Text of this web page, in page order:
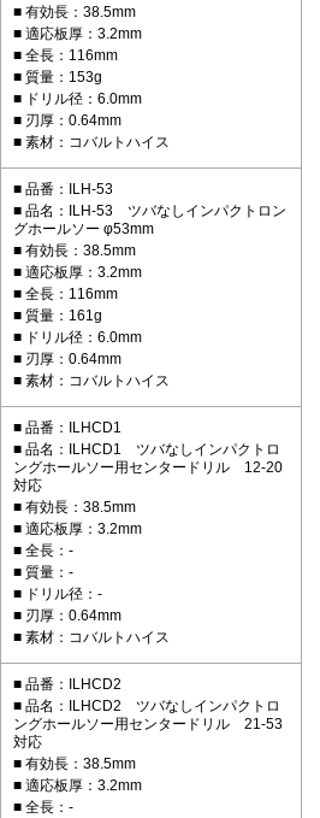
有効長：38.5mm
適応板厚：3.2mm
全長：116mm
質量：153g
ドリル径：6.0mm
刃厚：0.64mm
素材：コバルトハイス
品番：ILH-53
品名：ILH-53 ツバなしインパクトロン
グホールソー φ53mm
有効長：38.5mm
適応板厚：3.2mm
全長：116mm
質量：161g
ドリル径：6.0mm
刃厚：0.64mm
素材：コバルトハイス
品番：ILHCD1
品名：ILHCD1 ツバなしインパクトロ
ングホールソー用センタードリル 12-20
対応
有効長：38.5mm
適応板厚：3.2mm
全長：-
質量：-
ドリル径：-
刃厚：0.64mm
素材：コバルトハイス
品番：ILHCD2
品名：ILHCD2 ツバなしインパクトロ
ングホールソー用センタードリル 21-53
対応
有効長：38.5mm
適応板厚：3.2mm
全長：-